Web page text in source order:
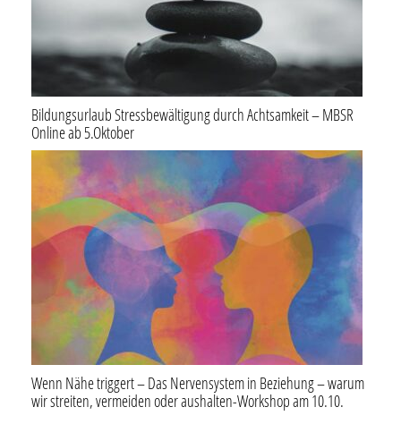
Bildungsurlaub Stressbewältigung durch Achtsamkeit – MBSR
Online ab 5.Oktober
Wenn Nähe triggert – Das Nervensystem in Beziehung – warum
wir streiten, vermeiden oder aushalten-Workshop am 10.10.